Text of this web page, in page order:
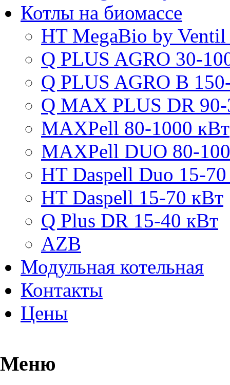
Котлы на биомассе
HT MegaBio by
Q PLUS AGRO 30-
Q PLUS AGRO B
Q MAX PLUS DR
MAXPell 80-1000 кВт
MAXPell DUO 80-
HT Daspell Duo 15-
HT Daspell 15-70 кВт
Q Plus DR 15-40 кВт
AZB
Модульная котельная
Контакты
Цены
Меню